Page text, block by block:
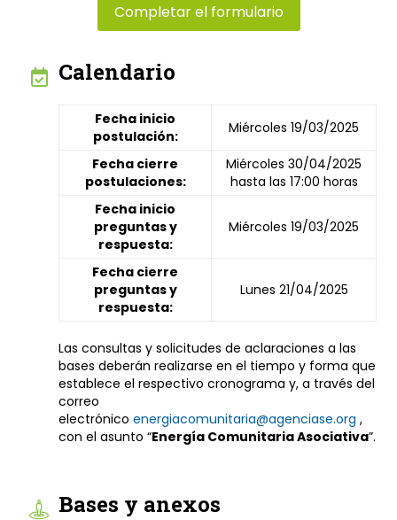
Completar el formulario
Calendario
Fecha inicio
postulación:
Miércoles 19/03/2025
Fecha cierre
postulaciones:
Miércoles 30/04/2025
hasta las 17:00 horas
Fecha inicio
preguntas y
respuesta:
Miércoles 19/03/2025
Fecha cierre
preguntas y
respuesta:
Lunes 21/04/2025
Las consultas y solicitudes de aclaraciones a las
bases deberán realizarse en el tiempo y forma que
establece el respectivo cronograma y, a través del
correo
electrónicoenergiacomunitaria@agenciase.org ,
con el asunto “Energía Comunitaria Asociativa”.
Bases y anexos